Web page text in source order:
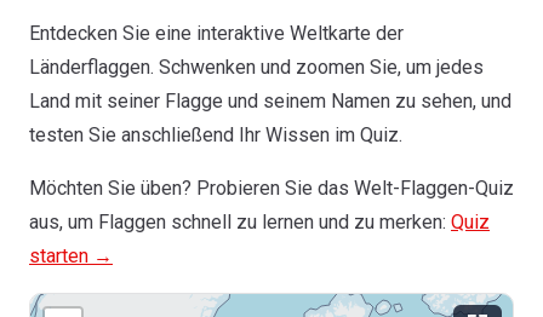
Entdecken Sie eine interaktive Weltkarte der
Länderflaggen. Schwenken und zoomen Sie, um jedes
Land mit seiner Flagge und seinem Namen zu sehen, und
testen Sie anschließend Ihr Wissen im Quiz.
Möchten Sie üben? Probieren Sie das Welt-Flaggen-Quiz
aus, um Flaggen schnell zu lernen und zu merken: Quiz
starten →